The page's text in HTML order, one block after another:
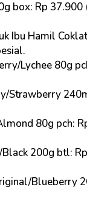
box: Rp
Ibu Hamil
.
Lychee 80g
Strawberry
80g pch:
200g btl:
Blueberry